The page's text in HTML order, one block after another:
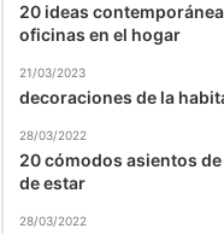
20 ideas
oficinas en el hogar
21/03/2023
decoraciones de la
28/03/2022
20 cómodos asientos
de estar
28/03/2022